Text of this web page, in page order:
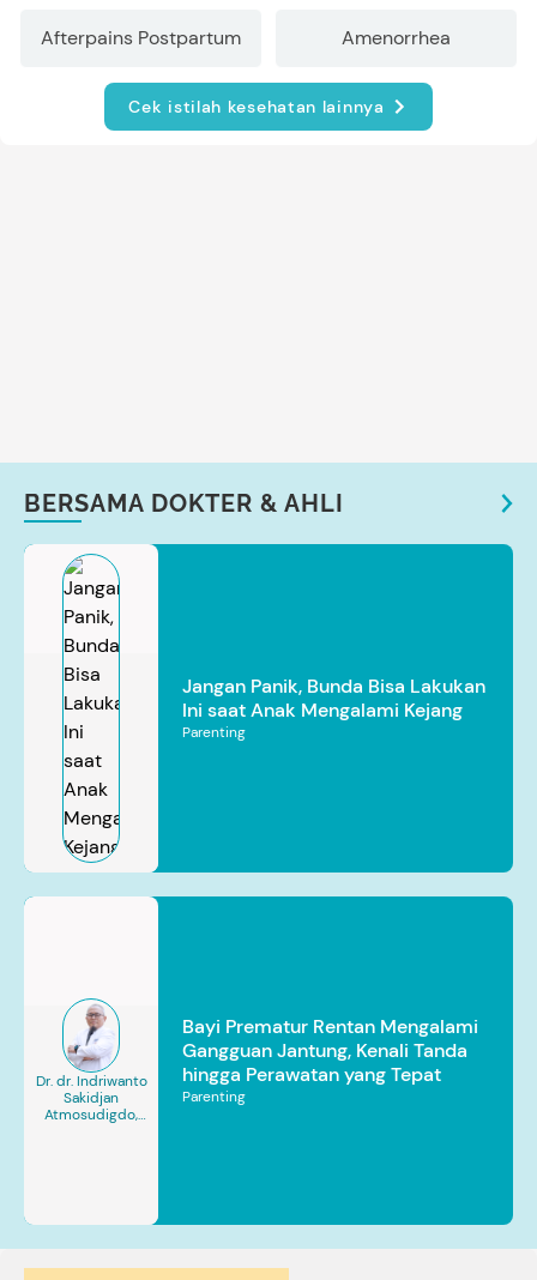
Afterpains Postpartum Amenorrhea
Cek istilah kesehatan lainnya
BERSAMA DOKTER & AHLI
Jangan Panik, Bunda Bisa Lakukan
Ini saat Anak Mengalami Kejang
Parenting
Dr. dr. Indriwanto
Sakidjan
Atmosudigdo,
Bayi Prematur Rentan Mengalami
Gangguan Jantung, Kenali Tanda
hingga Perawatan yang Tepat
Parenting